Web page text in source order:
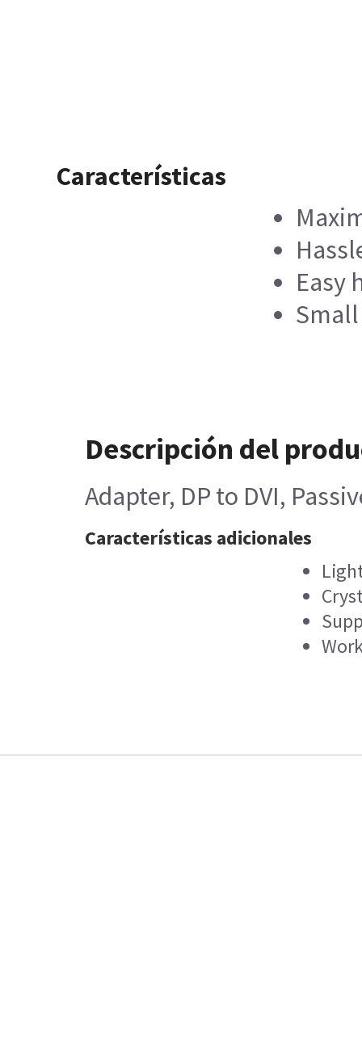
Características
Easy
Descripción del
Adapter, DP to DVI,
Características adicionales